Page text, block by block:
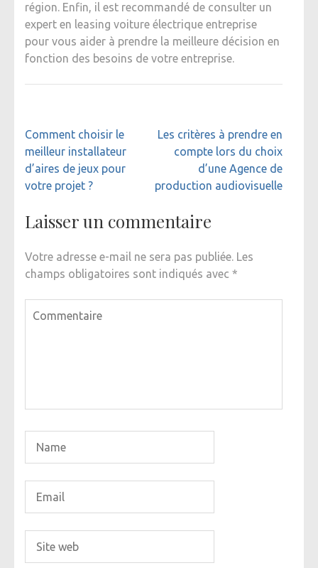
région. Enfin, il est recommandé de consulter un
expert en leasing voiture électrique entreprise
pour vous aider à prendre la meilleure décision en
fonction des besoins de votre entreprise.
Navigation
de
l’article
Comment choisir le
meilleur installateur
d’aires de jeux pour
votre projet ?
Les critères à prendre en
compte lors du choix
d’une Agence de
production audiovisuelle
Laisser un commentaire
Votre adresse e-mail ne sera pas publiée. Les
champs obligatoires sont indiqués avec *